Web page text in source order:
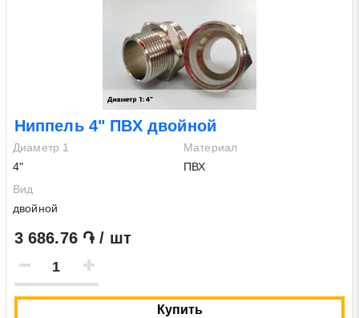
Ниппель 4" ПВХ двойной
Диаметр 1
4"
Материал
ПВХ
Вид
двойной
3 686.76 ֏ / шт
Купить